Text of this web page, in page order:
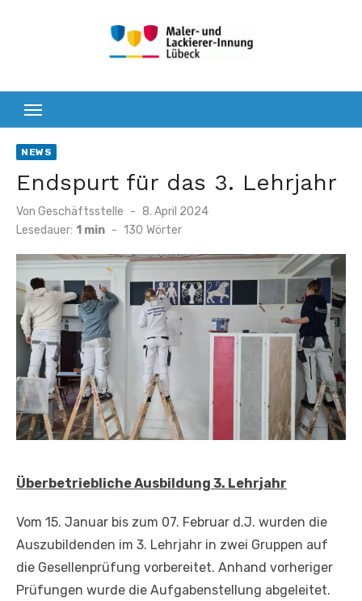
NEWS
Endspurt für das 3. Lehrjahr
Von Geschäftsstelle
Veröffentlicht
am
8. April 2024
Lesedauer: 1 min - 130 Wörter
Überbetriebliche Ausbildung 3. Lehrjahr
Vom 15. Januar bis zum 07. Februar d.J. wurden die
Auszubildenden im 3. Lehrjahr in zwei Gruppen auf
die Gesellenprüfung vorbereitet. Anhand vorheriger
Prüfungen wurde die Aufgabenstellung abgeleitet.